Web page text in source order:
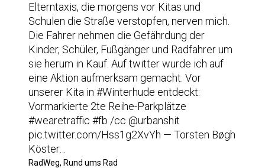
Elterntaxis, die morgens vor Kitas und
Schulen die Straße verstopfen, nerven mich.
Die Fahrer nehmen die Gefährdung der
Kinder, Schüler, Fußgänger und Radfahrer um
sie herum in Kauf. Auf twitter wurde ich auf
eine Aktion aufmerksam gemacht. Vor
unserer Kita in #Winterhude entdeckt:
Vormarkierte 2te Reihe-Parkplätze
#wearetraffic #fb /cc @urbanshit
pic.twitter.com/Hss1g2XvYh — Torsten Bøgh
Köster…
RadWeg, Rund ums Rad